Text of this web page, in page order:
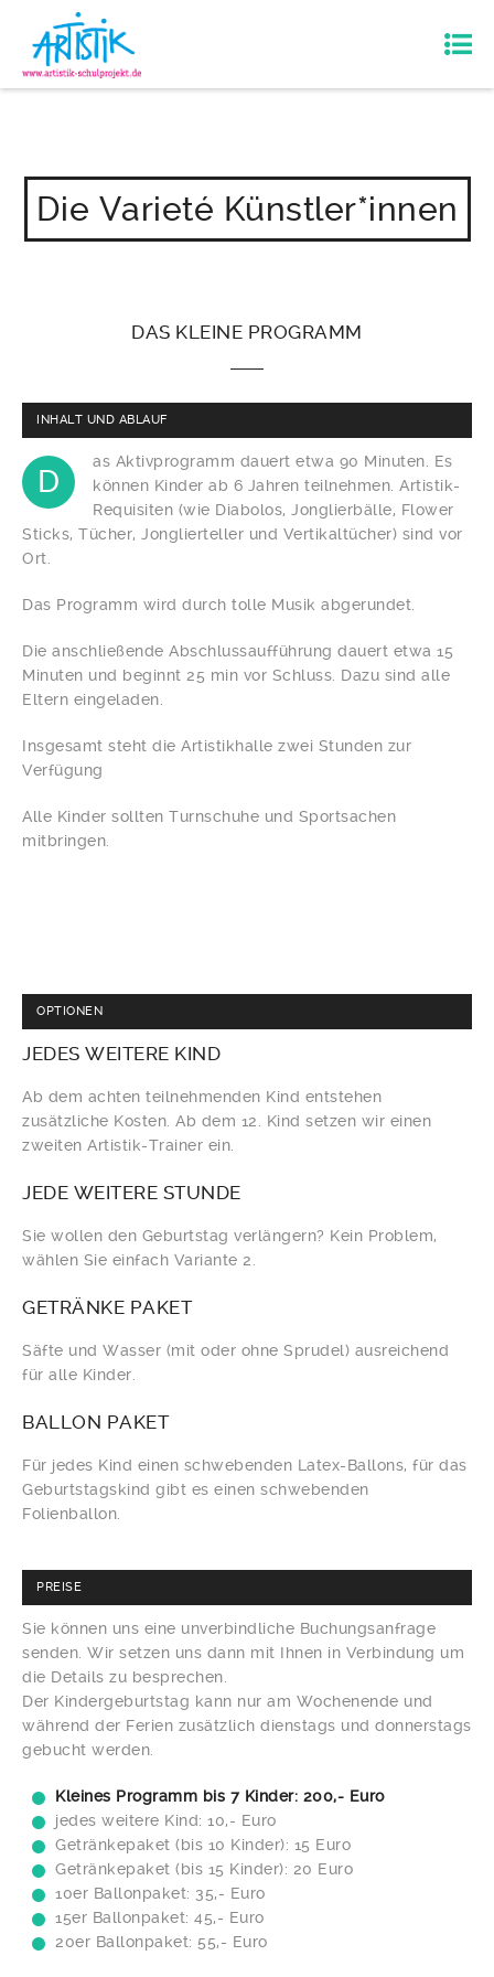
Die Varieté Künstler*innen
DAS KLEINE PROGRAMM
INHALT UND ABLAUF
D
as Aktivprogramm dauert etwa 90 Minuten. Es
können Kinder ab 6 Jahren teilnehmen. Artistik-
Requisiten (wie Diabolos, Jonglierbälle, Flower
Sticks, Tücher, Jonglierteller und Vertikaltücher) sind vor
Ort.
Das Programm wird durch tolle Musik abgerundet.
Die anschließende Abschlussaufführung dauert etwa 15
Minuten und beginnt 25 min vor Schluss. Dazu sind alle
Eltern eingeladen.
Insgesamt steht die Artistikhalle zwei Stunden zur
Verfügung
Alle Kinder sollten Turnschuhe und Sportsachen
mitbringen.
OPTIONEN
JEDES WEITERE KIND
Ab dem achten teilnehmenden Kind entstehen
zusätzliche Kosten. Ab dem 12. Kind setzen wir einen
zweiten Artistik-Trainer ein.
JEDE WEITERE STUNDE
Sie wollen den Geburtstag verlängern? Kein Problem,
wählen Sie einfach Variante 2.
GETRÄNKE PAKET
Säfte und Wasser (mit oder ohne Sprudel) ausreichend
für alle Kinder.
BALLON PAKET
Für jedes Kind einen schwebenden Latex-Ballons, für das
Geburtstagskind gibt es einen schwebenden
Folienballon.
PREISE
Sie können uns eine unverbindliche Buchungsanfrage
senden. Wir setzen uns dann mit Ihnen in Verbindung um
die Details zu besprechen.
Der Kindergeburtstag kann nur am Wochenende und
während der Ferien zusätzlich dienstags und donnerstags
gebucht werden.
Kleines Programm bis 7 Kinder: 200,- Euro
jedes weitere Kind: 10,- Euro
Getränkepaket (bis 10 Kinder): 15 Euro
Getränkepaket (bis 15 Kinder): 20 Euro
10er Ballonpaket: 35,- Euro
15er Ballonpaket: 45,- Euro
20er Ballonpaket: 55,- Euro